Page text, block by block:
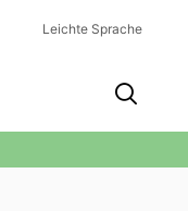
Leichte Sprache